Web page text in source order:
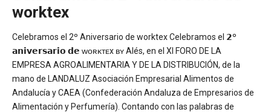
worktex
Celebramos el 2º Aniversario de worktex Celebramos el 𝟮º
𝗮𝗻𝗶𝘃𝗲𝗿𝘀𝗮𝗿𝗶𝗼 𝗱𝗲 ᴡᴏʀᴋᴛᴇx ʙʏ Alés, en el XI FORO DE LA
EMPRESA AGROALIMENTARIA Y DE LA DISTRIBUCIÓN, de la
mano de LANDALUZ Asociación Empresarial Alimentos de
Andalucía y CAEA (Confederación Andaluza de Empresarios de
Alimentación y Perfumería). Contando con las palabras de